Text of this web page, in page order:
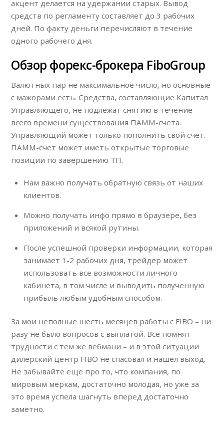
акцент делается на удержании старых. Вывод
средств по регламенту составляет до 3 рабочих
дней. По факту деньги перечисляют в течение
одного рабочего дня.
Обзор форекс-брокера FiboGroup
Валютных пар не максимальное число, но основные
с мажорами есть. Средства, составляющие Капитал
Управляющего, не подлежат снятию в течение
всего времени существования ПАММ-счета.
Управляющий может только пополнить свой счет.
ПАММ-счет может иметь открытые торговые
позиции по завершению ТП.
Нам важно получать обратную связь от наших
клиентов.
Можно получать инфо прямо в браузере, без
приложений и всякой рутины.
После успешной проверки информации, которая
занимает 1-2 рабочих дня, трейдер может
использовать все возможности личного
кабинета, в том числе и выводить полученную
прибыль любым удобным способом.
За мои неполные шесть месяцев работы с FIBO – ни
разу не было вопросов с выплатой. Все помнят
трудности с тем же вебмани – и в этой ситуации
дилерский центр FIBO не спасовал и нашел выход.
Не забывайте еще про то, что компания, по
мировым меркам, достаточно молодая, но уже за
это время успела шагнуть вперед достаточно
заметно.